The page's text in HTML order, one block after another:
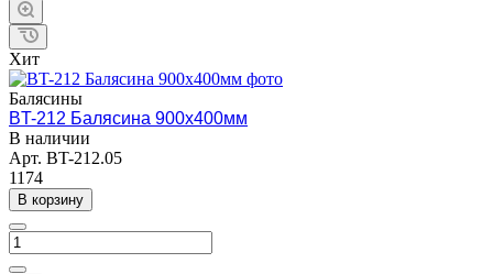
Хит
Балясины
BT-212 Балясина 900х400мм
В наличии
Арт. BT-212.05
1174
В корзину